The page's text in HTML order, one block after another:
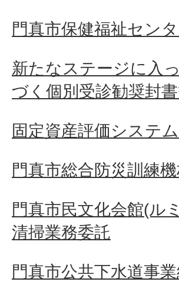
門真市保健福祉セン
新たなステージに入
づく個別受診勧奨封
固定資産評価システ
門真市総合防災訓練
門真市民文化会館(ル
清掃業務委託
門真市公共下水道事